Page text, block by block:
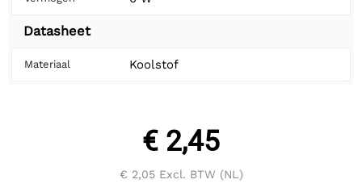
Datasheet
Materiaal Koolstof
€ 2,45
€ 2,05Excl. BTW (NL)